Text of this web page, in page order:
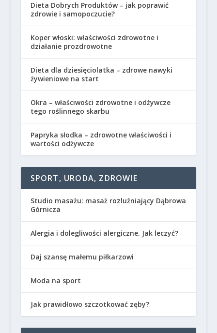
Dieta Dobrych Produktów – jak poprawić
zdrowie i samopoczucie?
Koper włoski: właściwości zdrowotne i
działanie prozdrowotne
Dieta dla dziesięciolatka – zdrowe nawyki
żywieniowe na start
Okra – właściwości zdrowotne i odżywcze
tego roślinnego skarbu
Papryka słodka – zdrowotne właściwości i
wartości odżywcze
SPORT, URODA, ZDROWIE
Studio masażu: masaż rozluźniający Dąbrowa
Górnicza
Alergia i dolegliwości alergiczne. Jak leczyć?
Daj szansę małemu piłkarzowi
Moda na sport
Jak prawidłowo szczotkować zęby?